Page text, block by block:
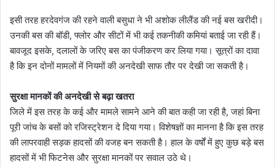
इसी तरह हरदेवगंज की रहने वाली बसुधा ने भी अशोक लीलैंड की नई बस खरीदी।
उनकी बस की बॉडी, फ्लोर और सीटों में भी कई तकनीकी कमियां बताई जा रही हैं।
बावजूद इसके, दलालों के जरिए बस का पंजीकरण कर लिया गया। सूत्रों का दावा
है कि इन दोनों मामलों में नियमों की अनदेखी साफ तौर पर देखी जा सकती है।
सुरक्षा मानकों की अनदेखी से बढ़ा खतरा
जिले में इस तरह के कई और मामले सामने आने की बात कही जा रही है, जहां बिना
पूरी जांच के बसों को रजिस्ट्रेशन दे दिया गया। विशेषज्ञों का मानना है कि इस तरह
की लापरवाही सड़क हादसों की वजह बन सकती है। हाल के वर्षों में हुए कुछ बड़े बस
हादसों में भी फिटनेस और सुरक्षा मानकों पर सवाल उठे थे।